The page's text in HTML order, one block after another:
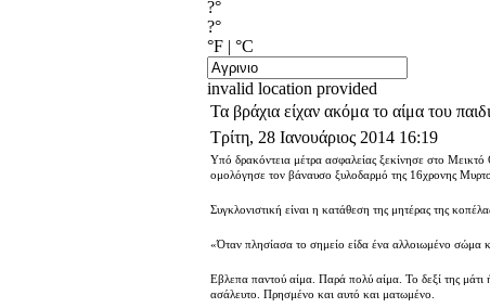
?°
?°
°F | °C
invalid location provided
Τα βράχια είχαν ακόμα το αίμα του
Τρίτη, 28 Ιανουάριος 2014 16:19
Υπό δρακόντεια μέτρα ασφαλείας ξεκίνησε στο
ομολόγησε τον βάναυσο ξυλοδαρμό της 16χρονης
Συγκλονιστική είναι η κατάθεση της μητέρας της
«Όταν πλησίασα το σημείο είδα ένα αλλοιωμένο σώμα
Εβλεπα παντού αίμα. Παρά πολύ αίμα. Το δεξί της μάτι
ασάλευτο. Πρησμένο και αυτό και ματωμένο.